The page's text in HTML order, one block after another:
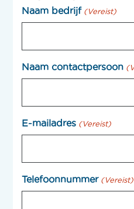
Naam bedrijf (Vereist)
Naam contactpersoon
E-mailadres (Vereist)
Telefoonnummer (Vereist)